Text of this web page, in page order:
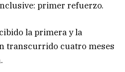
primer refuerzo.
la primera y la
transcurrido cuatro meses